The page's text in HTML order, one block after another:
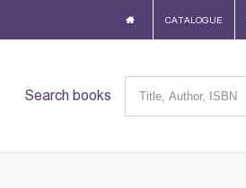
CATALOGUE
Search books